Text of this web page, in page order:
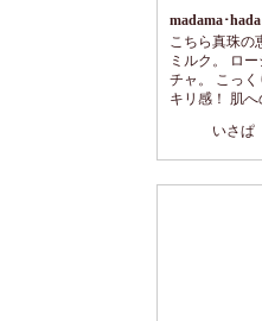
madama･
こちら真珠の
ミルク。 ロ
チャ。 こっ
キリ感！ 肌
ロリとした
やすいので
り柔らかな濃
いさぱ